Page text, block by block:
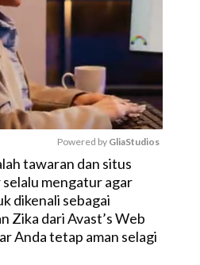
M
u
Powered by GliaStudios
tawaran dan situs
mengatur agar
dikenali sebagai
Zika dari Avast’s Web
Anda tetap aman selagi